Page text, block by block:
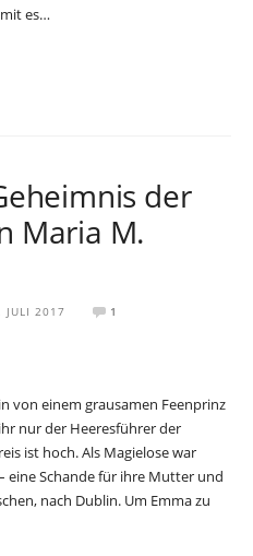
es…
der
Maria M.
JULI 2017 1
von einem grausamen Feenprinz
nur der Heeresführer der
ist hoch. Als Magielose war
eine Schande für ihre Mutter und
nach Dublin. Um Emma zu